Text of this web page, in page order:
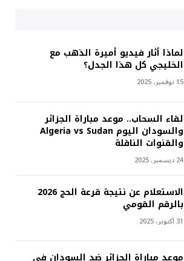
لماذا أثار فيديو أميرة الذهب مع
الخليجي كل هذا الجدل؟
15 نوفمبر، 2025
لقاء السحاب.. موعد مباراة الجزائر
والسودان اليوم Algeria vs Sudan
والقنوات الناقلة
24 ديسمبر، 2025
الاستعلام عن نتيجة قرعة الحج 2026
بالرقم القومي
31 أكتوبر، 2025
موعد مباراة الجزائر ضد السودان في